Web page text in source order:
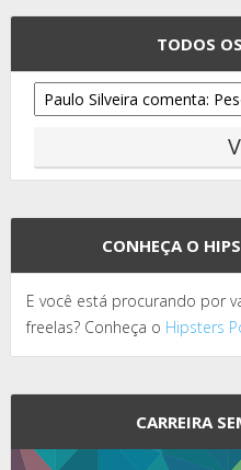
TODOS
CONHEÇA O
E você está procurando por
freelas? Conheça o Hipsters
CARREIRA